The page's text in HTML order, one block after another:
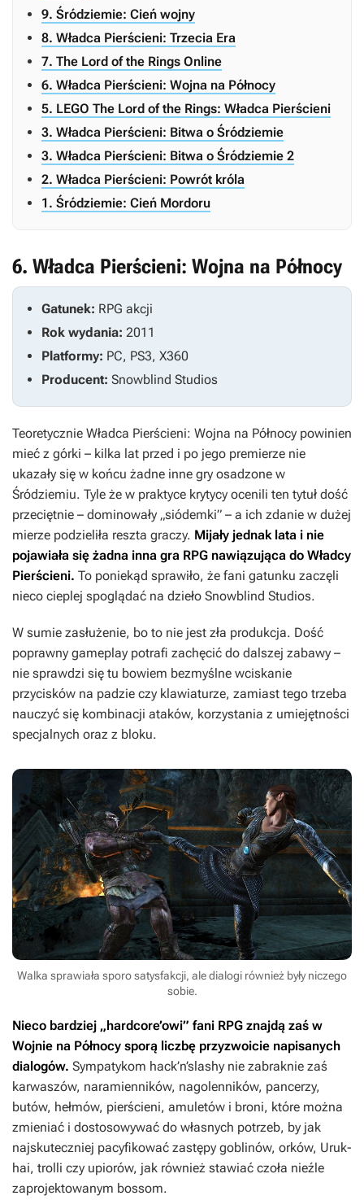
9. Śródziemie: Cień wojny
8. Władca Pierścieni: Trzecia Era
7. The Lord of the Rings Online
6. Władca Pierścieni: Wojna na Północy
5. LEGO The Lord of the Rings: Władca Pierścieni
3. Władca Pierścieni: Bitwa o Śródziemie
3. Władca Pierścieni: Bitwa o Śródziemie 2
2. Władca Pierścieni: Powrót króla
1. Śródziemie: Cień Mordoru
6. Władca Pierścieni: Wojna na Północy
Gatunek: RPG akcji
Rok wydania: 2011
Platformy: PC, PS3, X360
Producent: Snowblind Studios
Teoretycznie Władca Pierścieni: Wojna na Północy powinien
mieć z górki – kilka lat przed i po jego premierze nie
ukazały się w końcu żadne inne gry osadzone w
Śródziemiu. Tyle że w praktyce krytycy ocenili ten tytuł dość
przeciętnie – dominowały „siódemki” – a ich zdanie w dużej
mierze podzieliła reszta graczy. Mijały jednak lata i nie
pojawiała się żadna inna gra RPG nawiązująca do Władcy
Pierścieni. To poniekąd sprawiło, że fani gatunku zaczęli
nieco cieplej spoglądać na dzieło Snowblind Studios.
W sumie zasłużenie, bo to nie jest zła produkcja. Dość
poprawny gameplay potrafi zachęcić do dalszej zabawy –
nie sprawdzi się tu bowiem bezmyślne wciskanie
przycisków na padzie czy klawiaturze, zamiast tego trzeba
nauczyć się kombinacji ataków, korzystania z umiejętności
specjalnych oraz z bloku.
Walka sprawiała sporo satysfakcji, ale dialogi również były niczego
sobie.
Nieco bardziej „hardcore’owi” fani RPG znajdą zaś w
Wojnie na Północy sporą liczbę przyzwoicie napisanych
dialogów. Sympatykom hack’n’slashy nie zabraknie zaś
karwaszów, naramienników, nagolenników, pancerzy,
butów, hełmów, pierścieni, amuletów i broni, które można
zmieniać i dostosowywać do własnych potrzeb, by jak
najskuteczniej pacyfikować zastępy goblinów, orków, Uruk-
hai, trolli czy upiorów, jak również stawiać czoła nieźle
zaprojektowanym bossom.